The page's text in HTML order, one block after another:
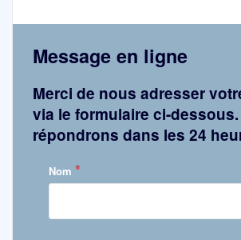
Message en ligne
Merci de nous adresser
via le formulaire ci-
répondrons dans les 24
Nom *